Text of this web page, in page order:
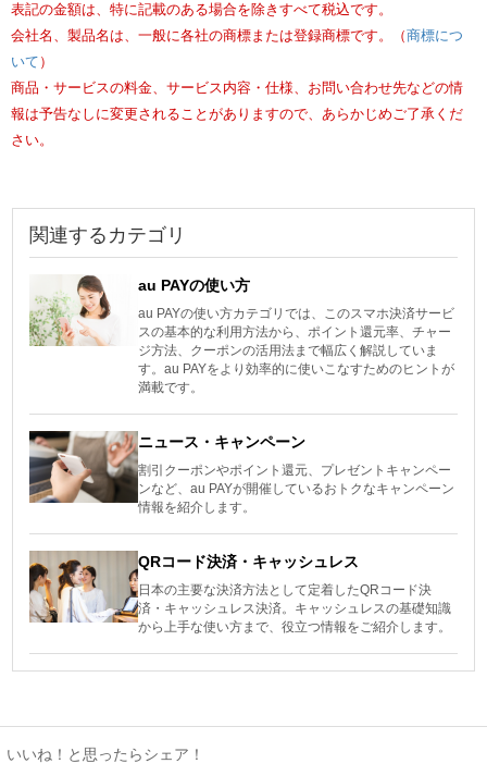
表記の金額は、特に記載のある場合を除きすべて税込です。
会社名、製品名は、一般に各社の商標または登録商標です。（商標につ
いて ）
商品・サービスの料金、サービス内容・仕様、お問い合わせ先などの情
報は予告なしに変更されることがありますので、あらかじめご了承くだ
さい。
関連するカテゴリ
au PAYの使い方
au PAYの使い方カテゴリでは、このスマホ決済サービ
スの基本的な利用方法から、ポイント還元率、チャー
ジ方法、クーポンの活用法まで幅広く解説していま
す。au PAYをより効率的に使いこなすためのヒントが
満載です。
ニュース・キャンペーン
割引クーポンやポイント還元、プレゼントキャンペー
ンなど、au PAYが開催しているおトクなキャンペーン
情報を紹介します。
QRコード決済・キャッシュレス
日本の主要な決済方法として定着したQRコード決
済・キャッシュレス決済。キャッシュレスの基礎知識
から上手な使い方まで、役立つ情報をご紹介します。
いいね！と思ったらシェア！